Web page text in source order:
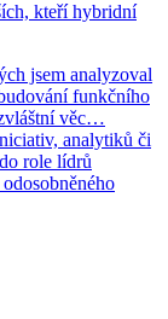
kteří hybridní
jsem analyzoval
funkčního
věc…
analytiků či
role lídrů